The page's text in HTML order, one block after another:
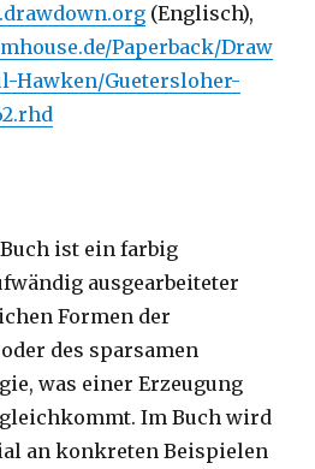
(Englisch),
Paperback/Draw
Hawken/Guetersloher-
ist ein farbig
ausgearbeiteter
Formen der
des sparsamen
was einer Erzeugung
Im Buch wird
an konkreten Beispielen